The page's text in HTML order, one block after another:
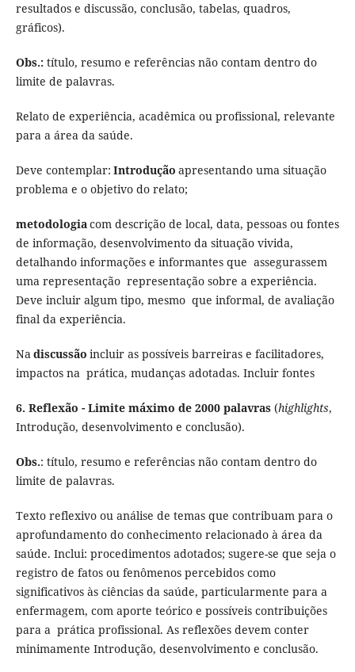
resultados e discussão, conclusão, tabelas, quadros,
gráficos).
Obs.:título, resumo e referências não contam dentro do
limite de palavras.
Relato de experiência, acadêmica ou profissional, relevante
para a área da saúde.
Deve contemplar: Introdução apresentando uma situação
problema e o objetivo do relato;
metodologiacom descrição de local, data, pessoas ou fontes
de informação, desenvolvimento da situação vivida,
detalhando informações e informantes que assegurassem
uma representação representação sobre a experiência.
Deve incluir algum tipo, mesmo que informal, de avaliação
final da experiência.
Nadiscussão incluir as possíveis barreiras e facilitadores,
impactos na prática, mudanças adotadas. Incluir fontes
6. Reflexão - Limite máximo de 2000 palavras (highlights,
Introdução, desenvolvimento e conclusão).
Obs.: título, resumo e referências não contam dentro do
limite de palavras.
Texto reflexivo ou análise de temas que contribuam para o
aprofundamento do conhecimento relacionado à área da
saúde. Inclui: procedimentos adotados; sugere-se que seja o
registro de fatos ou fenômenos percebidos como
significativos às ciências da saúde, particularmente para a
enfermagem, com aporte teórico e possíveis contribuições
para a prática profissional. As reflexões devem conter
minimamente Introdução, desenvolvimento e conclusão.